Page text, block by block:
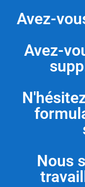
Avez-
Avez-
Nous